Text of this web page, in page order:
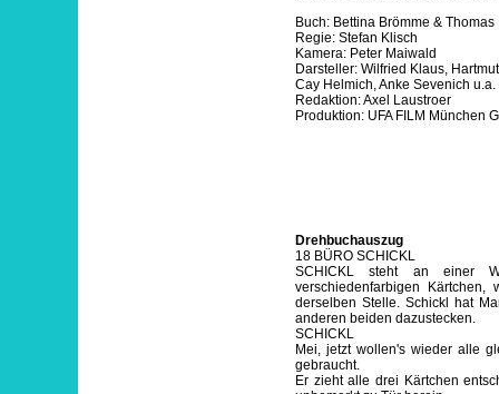
Buch: Bettina Brömme & Thomas
Regie: Stefan Klisch
Kamera: Peter Maiwald
Darsteller: Wilfried Klaus,
Cay Helmich, Anke Sevenich u.a.
Redaktion: Axel Laustroer
Produktion: UFA FILM München
Drehbuchauszug
18 BÜRO
SCHICKL steht an einer
verschiedenfarbigen
derselben Stelle. Schickl hat
anderen beiden dazustecken.
SCHICKL
Mei, jetzt wollen's wieder alle
gebraucht.
Er zieht alle drei Kärtchen